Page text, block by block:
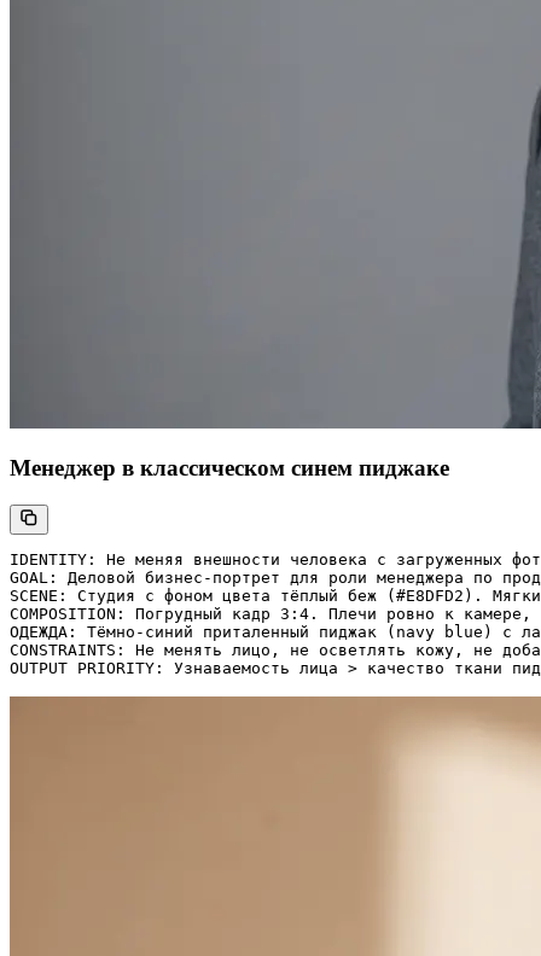
Менеджер в классическом синем пиджаке
IDENTITY: Не меняя внешности человека с загруженных
GOAL: Деловой бизнес-портрет для роли менеджера по
SCENE: Студия с фоном цвета тёплый беж (#E8DFD2).
COMPOSITION: Погрудный кадр 3:4. Плечи ровно к
ОДЕЖДА: Тёмно-синий приталенный пиджак (navy blue) с
CONSTRAINTS: Не менять лицо, не осветлять кожу, не